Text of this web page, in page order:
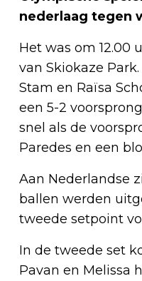
nederlaag tegen
Het was om 12.00
van Skiokaze
Stam en Raïsa
een 5-2
snel als de
Paredes en een
Aan Nederlandse
ballen werden
tweede setpoint
In de tweede set
Pavan en Melissa